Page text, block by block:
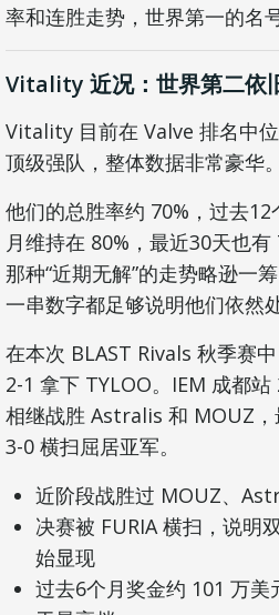
率和连胜走势，世界第一的名
Vitality 近况：世界第二依
Vitality 目前在 Valve 排名中
顶级强队，整体数据非常豪华。
他们的总胜率约 70%，过去
月维持在 80%，最近30天也
那种“近期无解”的走势略逊一
一串数字都足够说明他们依然
在本次 BLAST Rivals 秋季赛
2-1 拿下 TYLOO。IEM 成都
相继战胜 Astralis 和 MOUZ，
3-0 横扫屈居亚军。
近阶段战胜过 MOUZ、
决赛被 FURIA 横扫，说明
始显现
过去6个月奖金约 101 万美